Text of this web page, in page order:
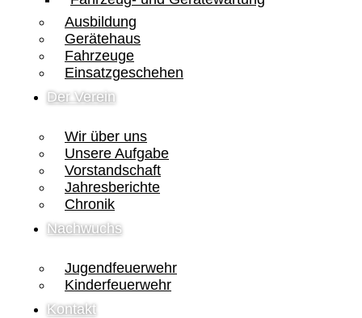
Ausbildung
Gerätehaus
Fahrzeuge
Einsatzgeschehen
Der Verein
Wir über uns
Unsere Aufgabe
Vorstandschaft
Jahresberichte
Chronik
Nachwuchs
Jugendfeuerwehr
Kinderfeuerwehr
Kontakt